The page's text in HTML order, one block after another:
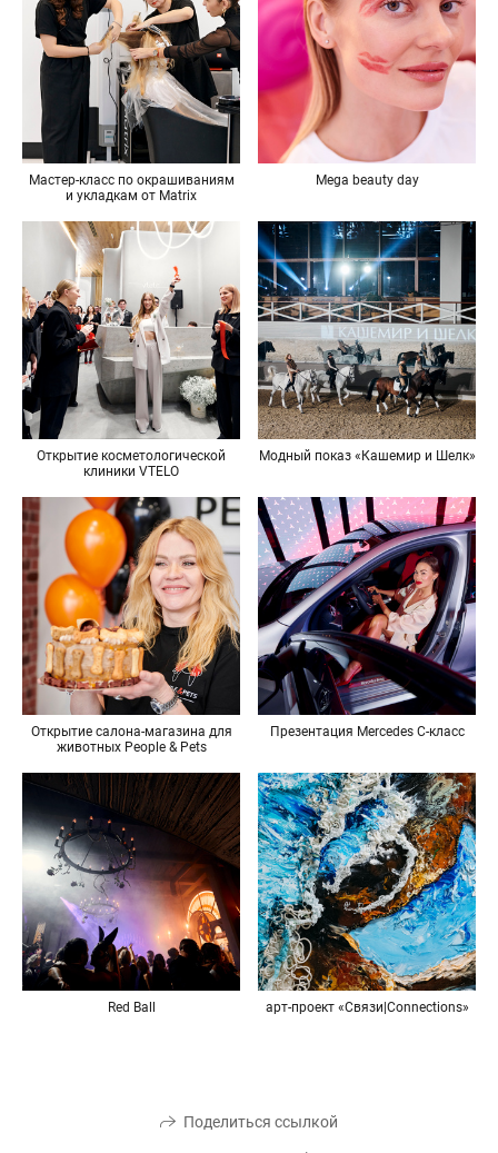
Мастер-класс по окрашиваниям
и укладкам от Matrix
Mega beauty day
Открытие косметологической
клиники VTELO
Модный показ «Кашемир и Шелк»
Открытие салона-магазина для
животных People & Pets
Презентация Mercedes C-класс
Red Ball арт-проект «Связи|Connections»
Поделиться ссылкой